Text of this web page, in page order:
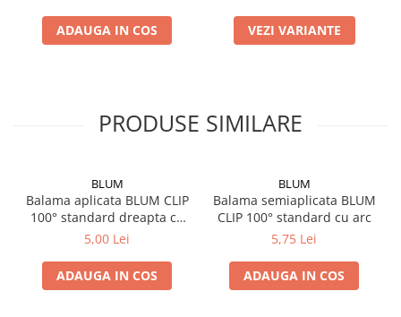
ADAUGA IN COS VEZI VARIANTE
PRODUSE SIMILARE
BLUM
Balama aplicata BLUM CLIP
100° standard dreapta cu
arc
5,00 Lei
ADAUGA IN COS
BLUM
Balama semiaplicata BLUM
CLIP 100° standard cu arc
5,75 Lei
ADAUGA IN COS